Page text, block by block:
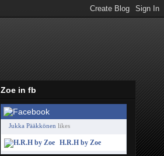
Zoe in fb
Jukka Pääkkönen likes
H.R.H by Zoe